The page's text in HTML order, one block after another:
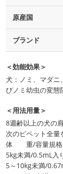
原産国
ブランド
＜効能効果＞
犬：ノミ、マダニ
びノミ幼虫の変態
＜用法用量＞
8週齢以上の犬の
次のピペット全量
体 重/容量規格
5kg未満/0.5mL入
5～10kg未満/